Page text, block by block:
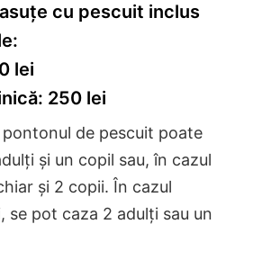
cu pescuit inclus
lei
250 lei
de pescuit poate
și un copil sau, în cazul
și 2 copii. În cazul
se pot caza 2 adulți sau un